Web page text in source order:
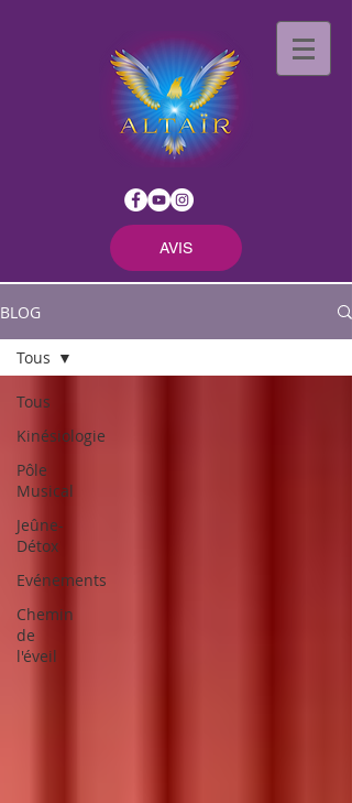
AVIS
BLOG
Tous
Kinésiologie
Pôle
Musical
Jeûne-
Détox
Evénements
Chemin
de
l'éveil
Tous